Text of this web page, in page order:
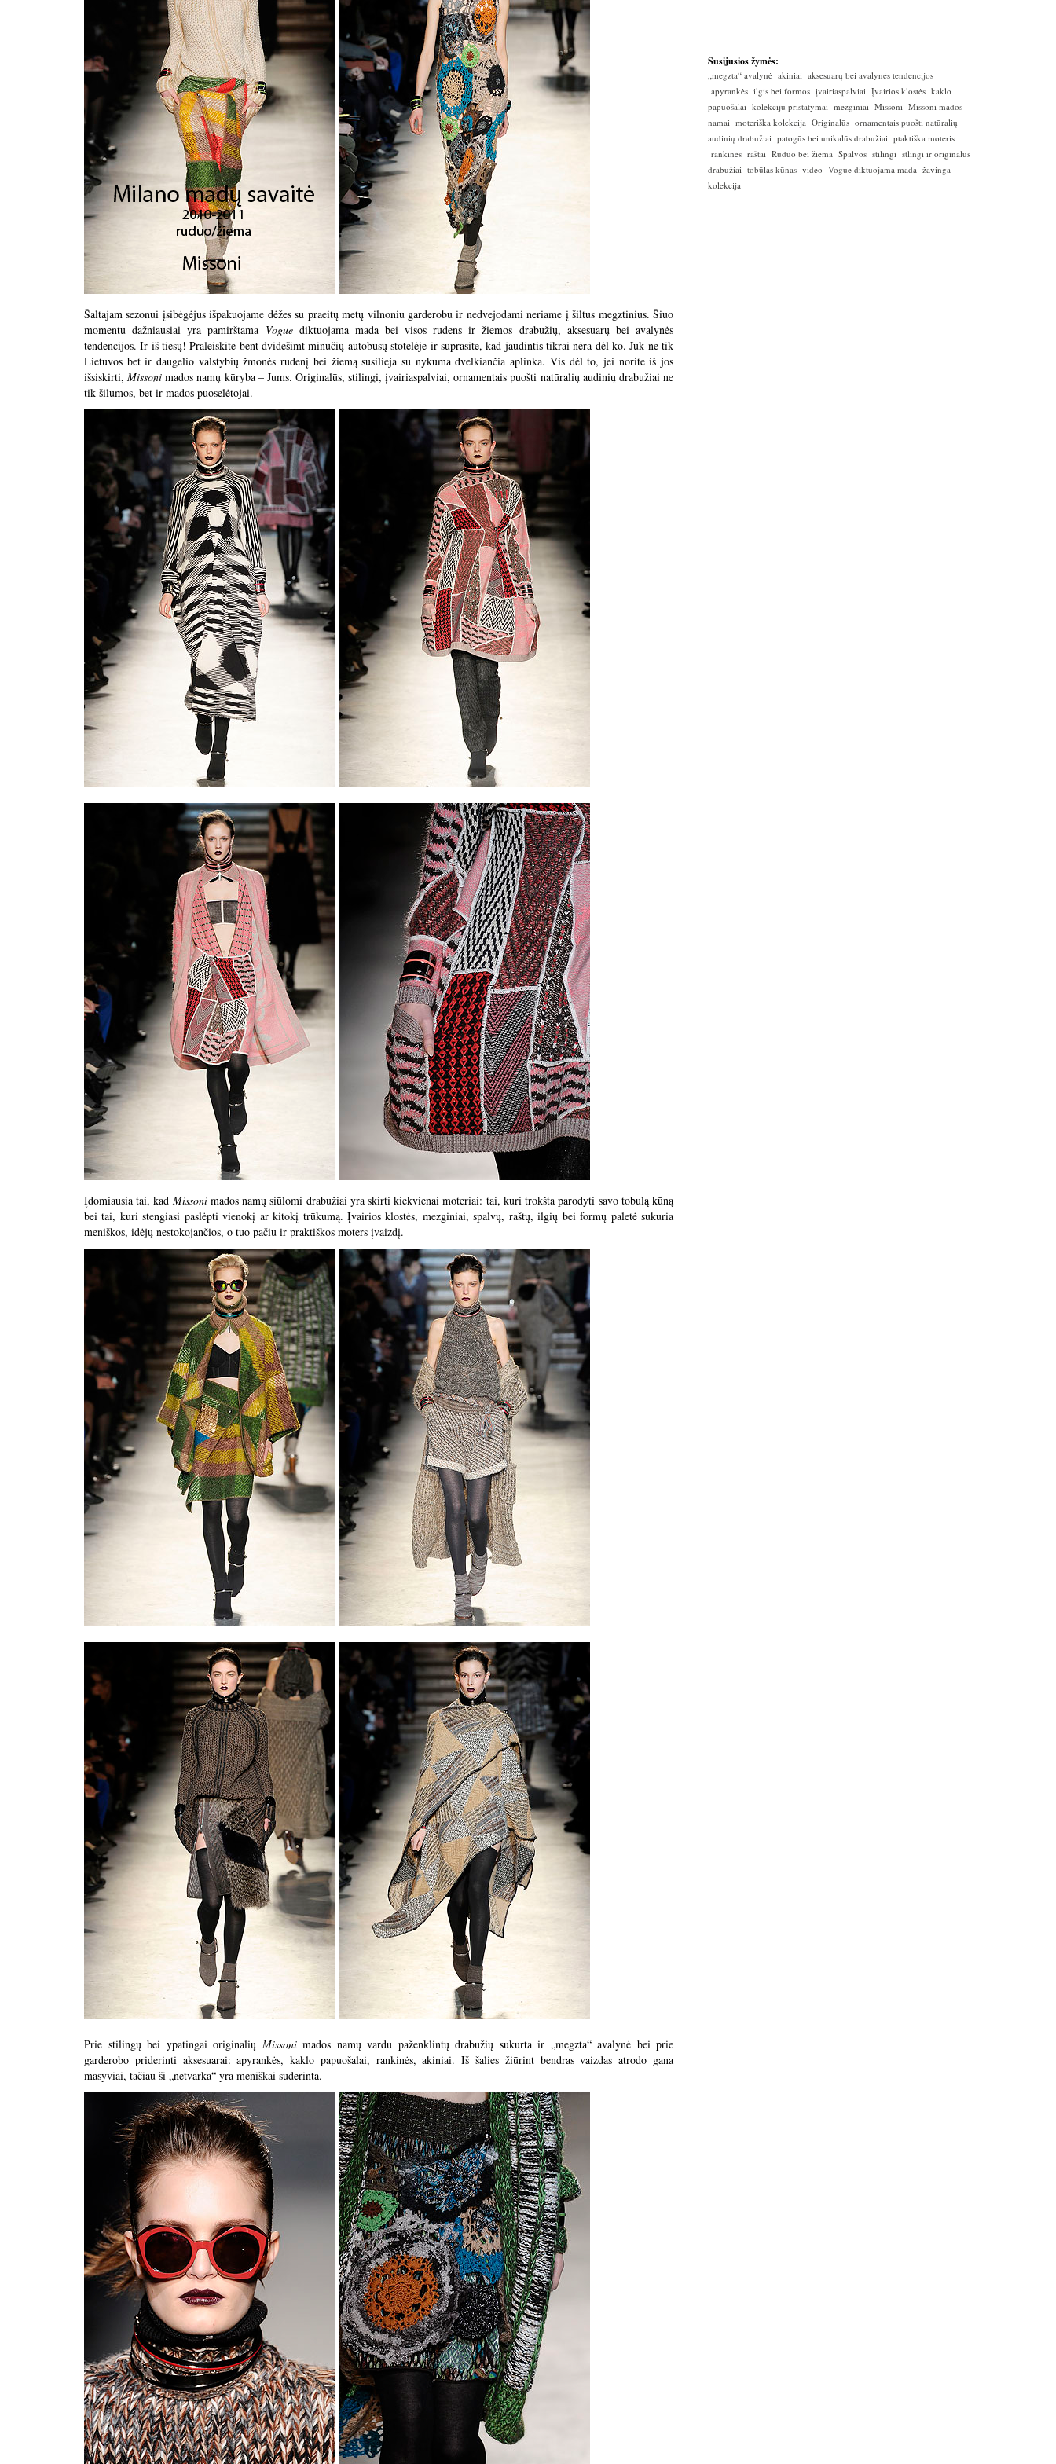
Šaltajam sezonui įsibėgėjus išpakuojame dėžes su praeitų metų vilnoniu garderobu ir nedvejodami neriame į šiltus megztinius. Šiuo
momentu dažniausiai yra pamirštama Voguediktuojama mada bei visos rudens ir žiemos drabužių, aksesuarų bei avalynės
tendencijos. Ir iš tiesų! Praleiskite bent dvidešimt minučių autobusų stotelėje ir suprasite, kad jaudintis tikrai nėra dėl ko. Juk ne tik
Lietuvos bet ir daugelio valstybių žmonės rudenį bei žiemą susilieja su nykuma dvelkiančia aplinka. Vis dėl to, jei norite iš jos
išsiskirti,Missonimados namų kūryba – Jums. Originalūs, stilingi, įvairiaspalviai, ornamentais puošti natūralių audinių drabužiai ne
tik šilumos, bet ir mados puoselėtojai.
Įdomiausia tai, kad Missoni mados namų siūlomi drabužiai yra skirti kiekvienai moteriai: tai, kuri trokšta parodyti savo tobulą kūną
bei tai, kuri stengiasi paslėpti vienokį ar kitokį trūkumą. Įvairios klostės, mezginiai, spalvų, raštų, ilgių bei formų paletė sukuria
meniškos, idėjų nestokojančios, o tuo pačiu ir praktiškos moters įvaizdį.
Prie stilingų bei ypatingai originalių Missonimados namų vardu paženklintų drabužių sukurta ir „megzta“ avalynė bei prie
garderobo priderinti aksesuarai: apyrankės, kaklo papuošalai, rankinės, akiniai. Iš šalies žiūrint bendras vaizdas atrodo gana
masyviai, tačiau ši „netvarka“ yra meniškai suderinta.
Susijusios žymės:
„megzta“ avalynė akiniai aksesuarų bei avalynės tendencijos
apyrankės ilgis bei formos įvairiaspalviai Įvairios klostės kaklo
papuošalai kolekciju pristatymai mezginiai Missoni Missoni mados
namai moteriška kolekcija Originalūs ornamentais puošti natūralių
audinių drabužiai patogūs bei unikalūs drabužiai ptaktiška moteris
rankinės raštai Ruduo bei žiema Spalvos stilingi stlingi ir originalūs
drabužiai tobūlas kūnas video Vogue diktuojama mada žavinga
kolekcija